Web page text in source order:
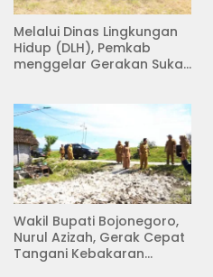
Melalui Dinas Lingkungan
Hidup (DLH), Pemkab
menggelar Gerakan Suka
Wakil Bupati Bojonegoro,
Nurul Azizah, Gerak Cepat
Tangani Kebakaran